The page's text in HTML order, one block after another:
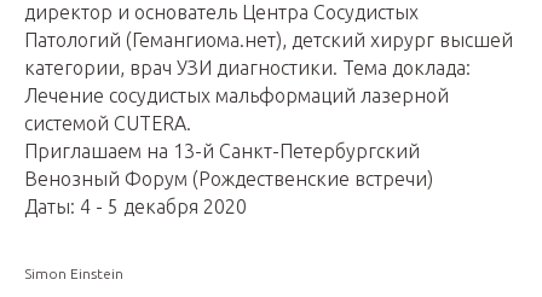
директор и основатель Центра Сосудистых
Патологий (Гемангиома.нет), детский хирург высшей
категории, врач УЗИ диагностики. Тема доклада:
Лечение сосудистых мальформаций лазерной
системой CUTERA.
Приглашаем на 13-й Санкт-Петербургский
Венозный Форум (Рождественские встречи)
Даты: 4 - 5 декабря 2020
Simon Einstein